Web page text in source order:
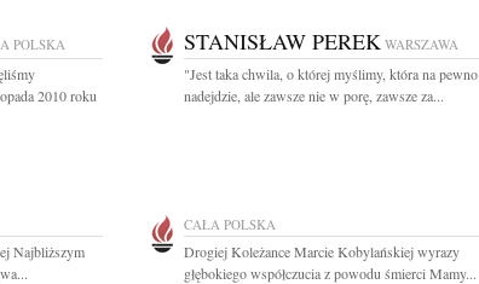
POLSKA
2010 roku
STANISŁAW PEREK WARSZAWA
"Jest taka chwila, o której myślimy, która na pewno
nadejdzie, ale zawsze nie w porę, zawsze za...
Najbliższym
CAŁA POLSKA
Drogiej Koleżance Marcie Kobylańskiej wyrazy
głębokiego współczucia z powodu śmierci Mamy...